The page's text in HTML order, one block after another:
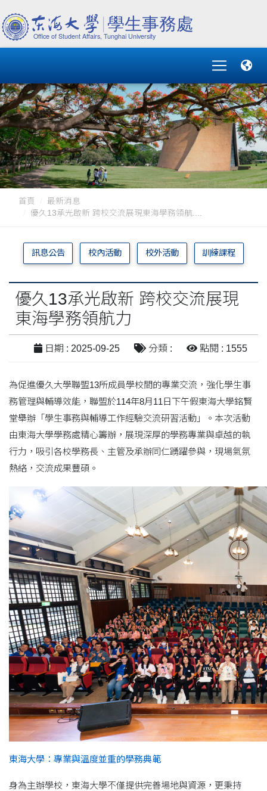
首頁
最新消息
優久13承光啟新 跨校交流展現東海學務領航....
訊息公告 校內活動 校外活動 訓練課程
優久13承光啟新 跨校交流展現
東海學務領航力
日期 : 2025-09-25 分類 : 點閱 : 1555
為促進優久大學聯盟13所成員學校間的專業交流，強化學生事
務管理與輔導效能，聯盟於114年8月11日下午假東海大學銘賢
堂舉辦「學生事務與輔導工作經驗交流研習活動」。本次活動
由東海大學學務處精心籌辦，展現深厚的學務專業與卓越的執
行力，吸引各校學務長、主管及承辦同仁踴躍參與，現場氣氛
熱絡，交流成果豐碩。
東海大學：專業與溫度並重的學務典範
身為主辦學校，東海大學不僅提供完善場地與資源，更秉持